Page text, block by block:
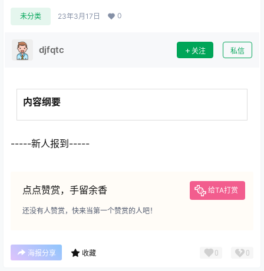
未分类 23年3月17日 0
djfqtc 关注 私信
内容纲要
-----新人报到-----
点点赞赏，手留余香 给TA打赏
还没有人赞赏，快来当第一个赞赏的人吧！
海报分享 收藏 0 0